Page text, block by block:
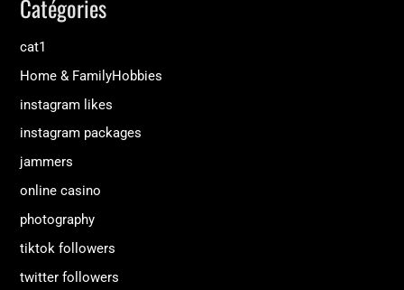
Catégories
cat1
Home & FamilyHobbies
instagram likes
instagram packages
jammers
online casino
photography
tiktok followers
twitter followers